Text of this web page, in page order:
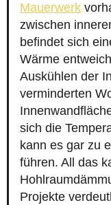
Mauerwerk
zwischen
befindet sich
Wärme
Auskühlen der
verminderten
sich die
kann es gar zu
führen. All das
Projekte